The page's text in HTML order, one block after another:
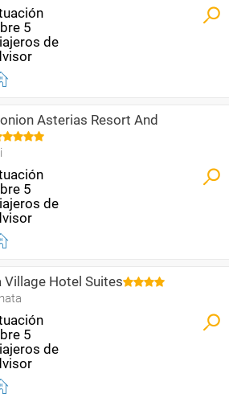
Asterias Resort And
Village Hotel Suites